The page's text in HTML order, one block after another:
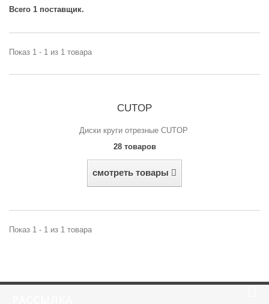
Всего 1 поставщик.
Показ 1 - 1 из 1 товара
CUTOP
Диски круги отрезные CUTOP
28 товаров
смотреть товары
Показ 1 - 1 из 1 товара